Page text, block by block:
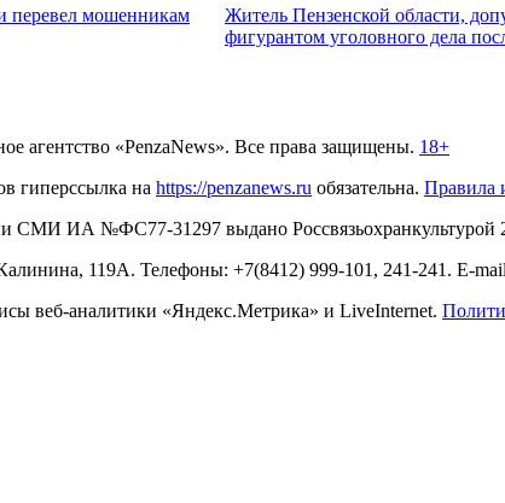
перевел мошенникам
Житель Пензенской области,
фигурантом уголовного дела
агентство «PenzaNews». Все права защищены. 18+
гиперссылка на https://penzanews.ru обязательна. Правила
СМИ ИА №ФС77-31297 выдано Россвязьохранкультурой
119А. Телефоны: +7(8412) 999-101, 241-241 . E-
веб-аналитики «Яндекс.Метрика» и LiveInternet.